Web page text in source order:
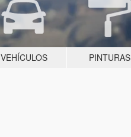
VEHÍCULOS PINTURAS